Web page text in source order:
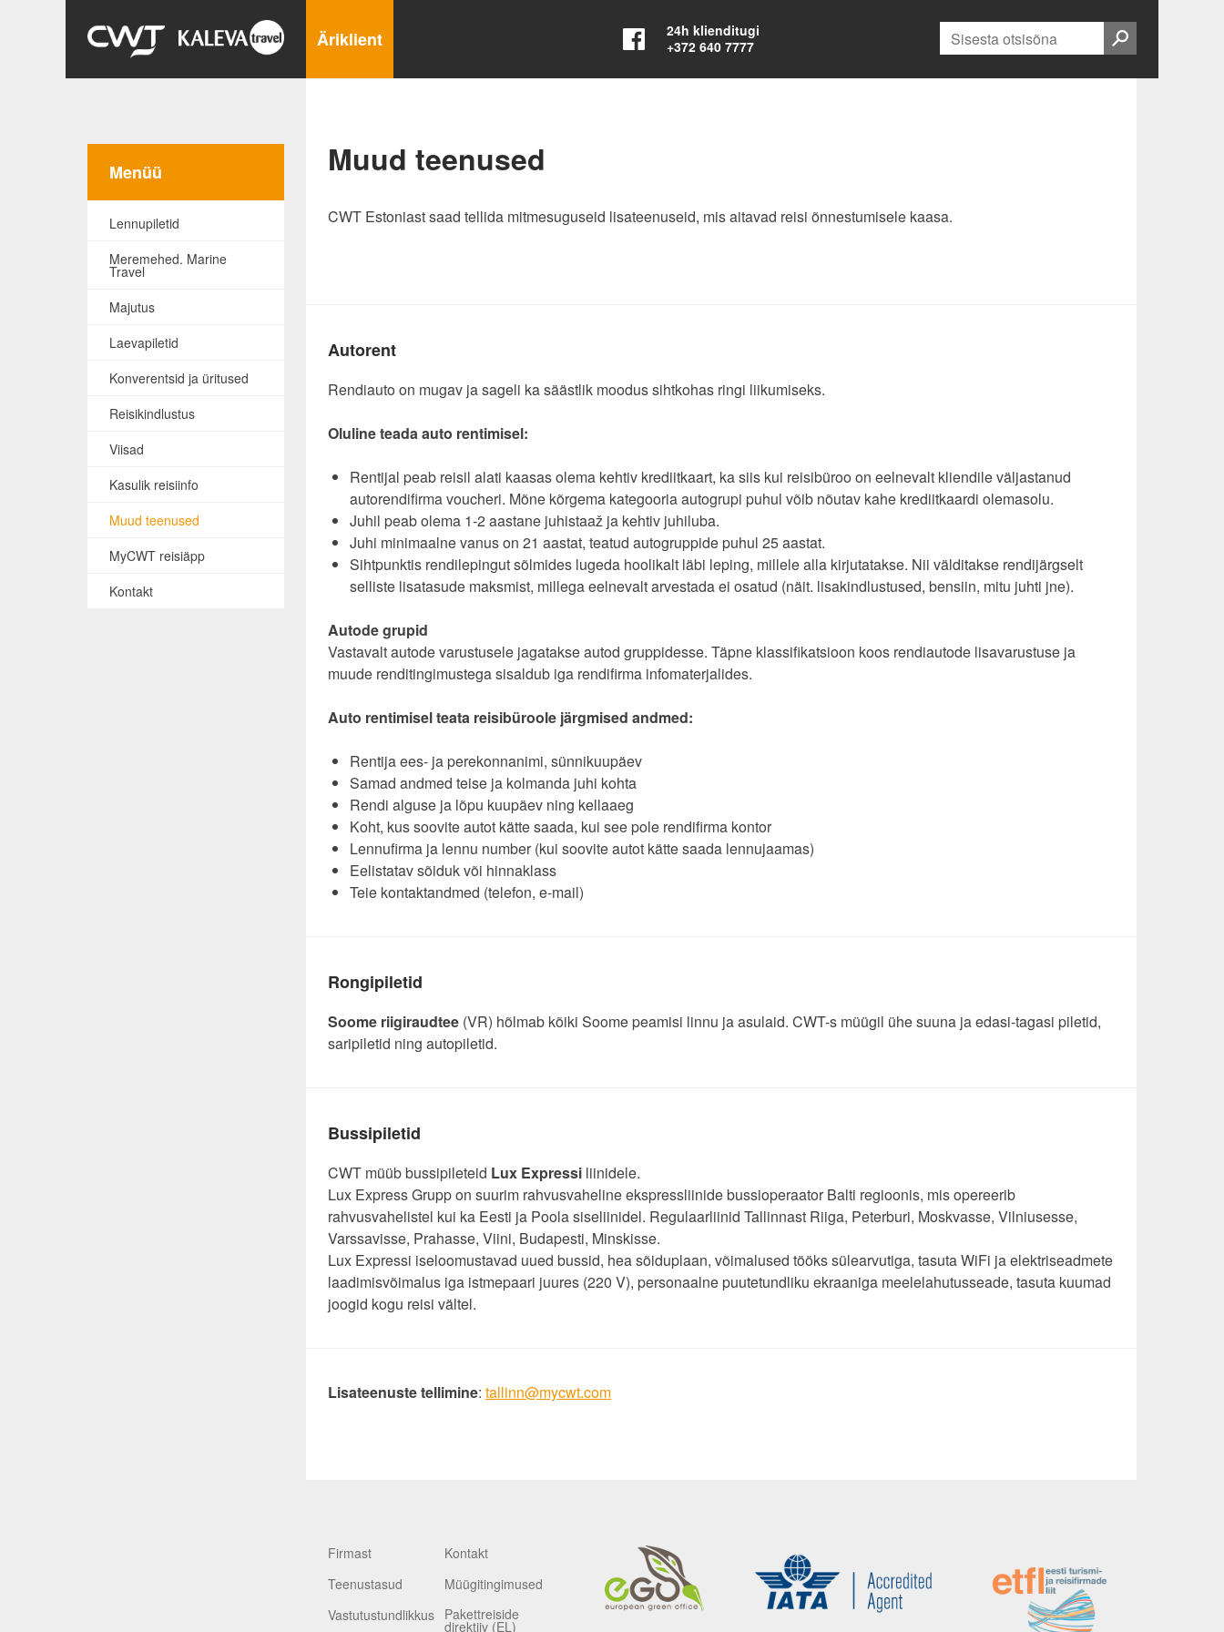
Otsi:
Äriklient
24h klienditugi
+372 640 7777
Menüü
Lennupiletid
Meremehed. Marine
Travel
Majutus
Laevapiletid
Konverentsid ja üritused
Reisikindlustus
Viisad
Kasulik reisiinfo
Muud teenused
MyCWT reisiäpp
Kontakt
Muud teenused
CWT Estoniast saad tellida mitmesuguseid lisateenuseid, mis aitavad reisi õnnestumisele kaasa.
Autorent
Rendiauto on mugav ja sageli ka säästlik moodus sihtkohas ringi liikumiseks.
Oluline teada auto rentimisel:
Rentijal peab reisil alati kaasas olema kehtiv krediitkaart, ka siis kui reisibüroo on eelnevalt kliendile väljastanud
autorendifirma voucheri. Mõne kõrgema kategooria autogrupi puhul võib nõutav kahe krediitkaardi olemasolu.
Juhil peab olema 1-2 aastane juhistaaž ja kehtiv juhiluba.
Juhi minimaalne vanus on 21 aastat, teatud autogruppide puhul 25 aastat.
Sihtpunktis rendilepingut sõlmides lugeda hoolikalt läbi leping, millele alla kirjutatakse. Nii välditakse rendijärgselt
selliste lisatasude maksmist, millega eelnevalt arvestada ei osatud (näit. lisakindlustused, bensiin, mitu juhti jne).
Autode grupid
Vastavalt autode varustusele jagatakse autod gruppidesse. Täpne klassifikatsioon koos rendiautode lisavarustuse ja
muude renditingimustega sisaldub iga rendifirma infomaterjalides.
Auto rentimisel teata reisibüroole järgmised andmed:
Rentija ees- ja perekonnanimi, sünnikuupäev
Samad andmed teise ja kolmanda juhi kohta
Rendi alguse ja lõpu kuupäev ning kellaaeg
Koht, kus soovite autot kätte saada, kui see pole rendifirma kontor
Lennufirma ja lennu number (kui soovite autot kätte saada lennujaamas)
Eelistatav sõiduk või hinnaklass
Teie kontaktandmed (telefon, e-mail)
Rongipiletid
Soome riigiraudtee (VR) hõlmab kõiki Soome peamisi linnu ja asulaid. CWT-s müügil ühe suuna ja edasi-tagasi piletid,
saripiletid ning autopiletid.
Bussipiletid
CWT müüb bussipileteid Lux Expressi liinidele.
Lux Express Grupp on suurim rahvusvaheline ekspressliinide bussioperaator Balti regioonis, mis opereerib
rahvusvahelistel kui ka Eesti ja Poola siseliinidel. Regulaarliinid Tallinnast Riiga, Peterburi, Moskvasse, Vilniusesse,
Varssavisse, Prahasse, Viini, Budapesti, Minskisse.
Lux Expressi iseloomustavad uued bussid, hea sõiduplaan, võimalused tööks sülearvutiga, tasuta WiFi ja elektriseadmete
laadimisvõimalus iga istmepaari juures (220 V), personaalne puutetundliku ekraaniga meelelahutusseade, tasuta kuumad
joogid kogu reisi vältel.
Lisateenuste tellimine: tallinn@mycwt.com
Firmast
Kontakt
Teenustasud
Müügitingimused
Vastutustundlikkus Pakettreiside
direktiiv (EL)